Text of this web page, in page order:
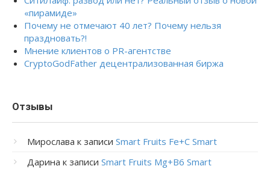
«пирамиде»
Почему не отмечают 40 лет? Почему нельзя
праздновать?!
Мнение клиентов о PR-агентстве
CryptoGodFather децентрализованная биржа
Отзывы
Мирослава к записи Smart Fruits Fe+C Smart
Дарина к записи Smart Fruits Mg+B6 Smart